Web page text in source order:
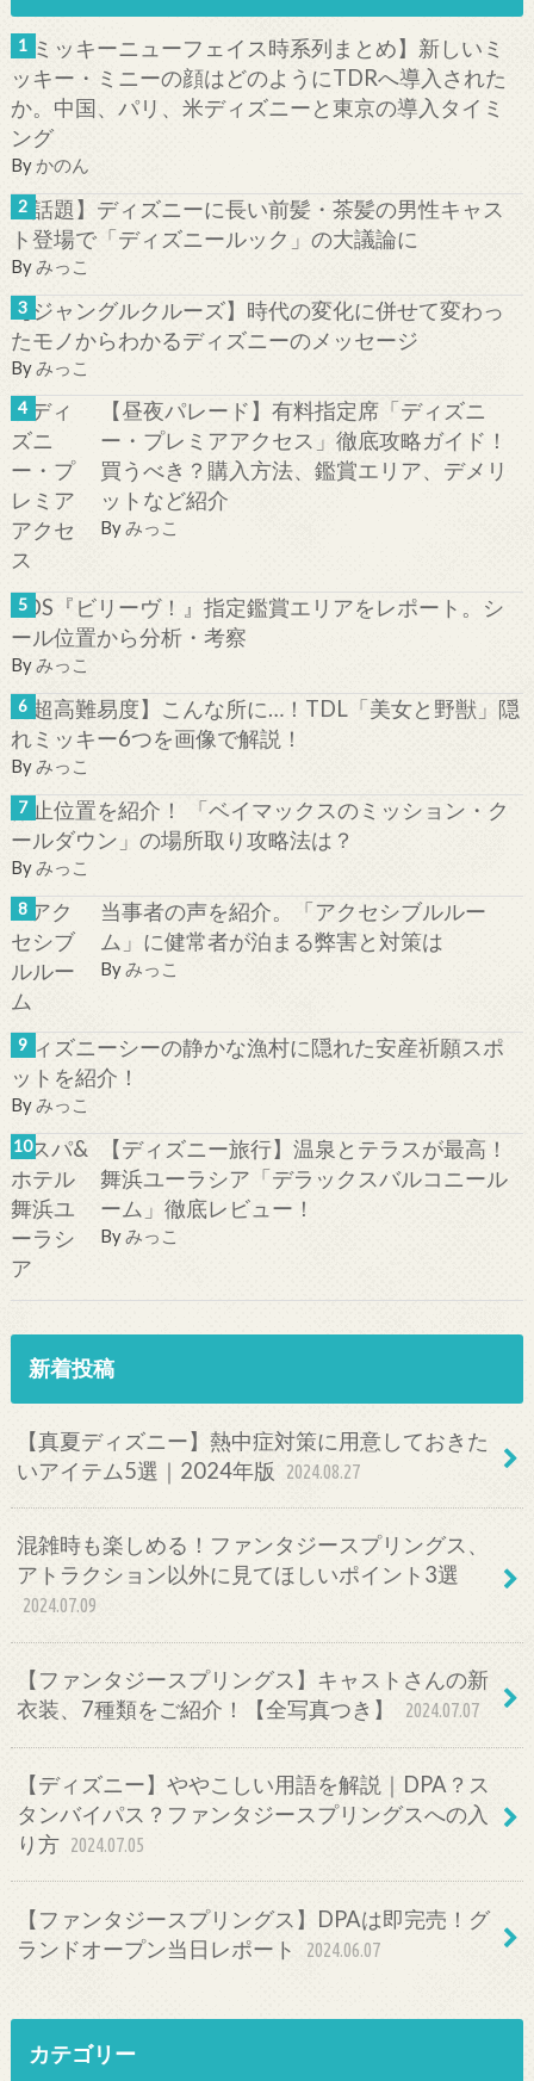
【ミッキーニューフェイス時系列まとめ】新しいミ
ッキー・ミニーの顔はどのようにTDRへ導入された
か。中国、パリ、米ディズニーと東京の導入タイミ
ング
By かのん
【話題】ディズニーに長い前髪・茶髪の男性キャス
ト登場で「ディズニールック」の大議論に
Byみっこ
【ジャングルクルーズ】時代の変化に併せて変わっ
たモノからわかるディズニーのメッセージ
Byみっこ
【昼夜パレード】有料指定席「ディズニ
ー・プレミアアクセス」徹底攻略ガイド！
買うべき？購入方法、鑑賞エリア、デメリ
ットなど紹介
Byみっこ
TDS『ビリーヴ！』指定鑑賞エリアをレポート。シ
ール位置から分析・考察
Byみっこ
【超高難易度】こんな所に…！TDL「美女と野獣」隠
れミッキー6つを画像で解説！
Byみっこ
停止位置を紹介！ 「ベイマックスのミッション・ク
ールダウン」の場所取り攻略法は？
Byみっこ
当事者の声を紹介。「アクセシブルルー
ム」に健常者が泊まる弊害と対策は
Byみっこ
ディズニーシーの静かな漁村に隠れた安産祈願スポ
ットを紹介！
Byみっこ
【ディズニー旅行】温泉とテラスが最高！
舞浜ユーラシア「デラックスバルコニール
ーム」徹底レビュー！
Byみっこ
新着投稿
【真夏ディズニー】熱中症対策に用意しておきた
いアイテム5選｜2024年版
2024.08.27
混雑時も楽しめる！ファンタジースプリングス、
アトラクション以外に見てほしいポイント3選
2024.07.09
【ファンタジースプリングス】キャストさんの新
衣装、7種類をご紹介！【全写真つき】
2024.07.07
【ディズニー】ややこしい用語を解説｜DPA？ス
タンバイパス？ファンタジースプリングスへの入
り方 2024.07.05
【ファンタジースプリングス】DPAは即完売！グ
ランドオープン当日レポート
2024.06.07
カテゴリー